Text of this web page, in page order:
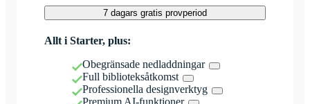
7 dagars gratis provperiod
Allt i Starter, plus:
Obegränsade nedladdningar
Full biblioteksåtkomst
Professionella designverktyg